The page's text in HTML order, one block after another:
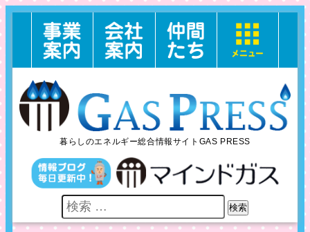
暮らしのエネルギー総合情報サイトGAS PRESS
検索